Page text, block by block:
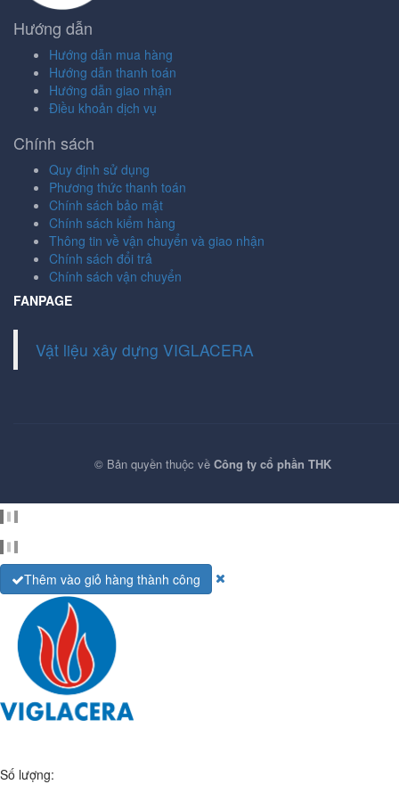
Hướng dẫn
Hướng dẫn mua hàng
Hướng dẫn thanh toán
Hướng dẫn giao nhận
Điều khoản dịch vụ
Chính sách
Quy định sử dụng
Phương thức thanh toán
Chính sách bảo mật
Chính sách kiểm hàng
Thông tin về vận chuyển và giao nhận
Chính sách đổi trả
Chính sách vận chuyển
FANPAGE
Vật liệu xây dựng VIGLACERA
© Bản quyền thuộc về Công ty cổ phần THK
Thêm vào giỏ hàng thành công
Số lượng: